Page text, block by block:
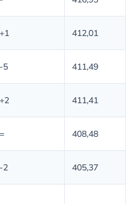
+1 412,01
-5 411,49
+2 411,41
= 408,48
-2 405,37